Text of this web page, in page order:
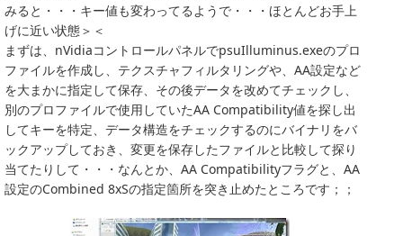
みると・・・キー値も変わってるようで・・・ほとんどお手上
げに近い状態＞＜
まずは、nVidiaコントロールパネルでpsuIlluminus.exeのプロ
ファイルを作成し、テクスチャフィルタリングや、AA設定など
を大まかに指定して保存、その後データを改めてチェックし、
別のプロファイルで使用していたAA Compatibility値を探し出
してキーを特定、データ構造をチェックするのにバイナリをバ
ックアップしておき、変更を保存したファイルと比較して探り
当てたりして・・・なんとか、AA Compatibilityフラグと、AA
設定のCombined 8xSの指定箇所を突き止めたところです；；